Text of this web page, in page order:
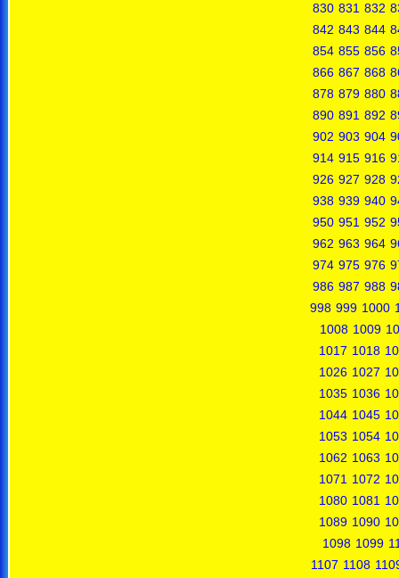
830 831 832
842 843 844
854 855 856
866 867 868
878 879 880
890 891 892
902 903 904
914 915 916
926 927 928
938 939 940
950 951 952
962 963 964
974 975 976
986 987 988
998 999 1000
1008 1009
1017 1018
1026 1027
1035 1036
1044 1045
1053 1054
1062 1063
1071 1072
1080 1081
1089 1090
1098 1099
1107 1108